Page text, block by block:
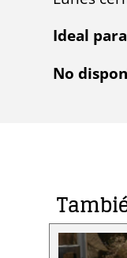
Ideal para
No